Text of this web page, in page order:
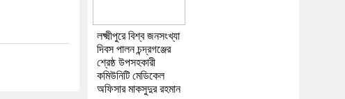
লক্ষ্মীপুরে বিশ্ব জনসংখ্যা
দিবস পালন চন্দ্রগঞ্জের
শ্রেষ্ঠ উপসহকারী
কমিউনিটি মেডিকেল
অফিসার মাকসুদুর রহমান